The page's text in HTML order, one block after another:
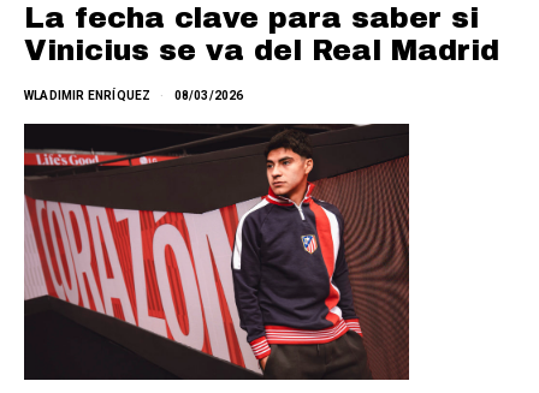
La fecha clave para saber si
Vinicius se va del Real Madrid
WLADIMIR ENRÍQUEZ 08/03/2026